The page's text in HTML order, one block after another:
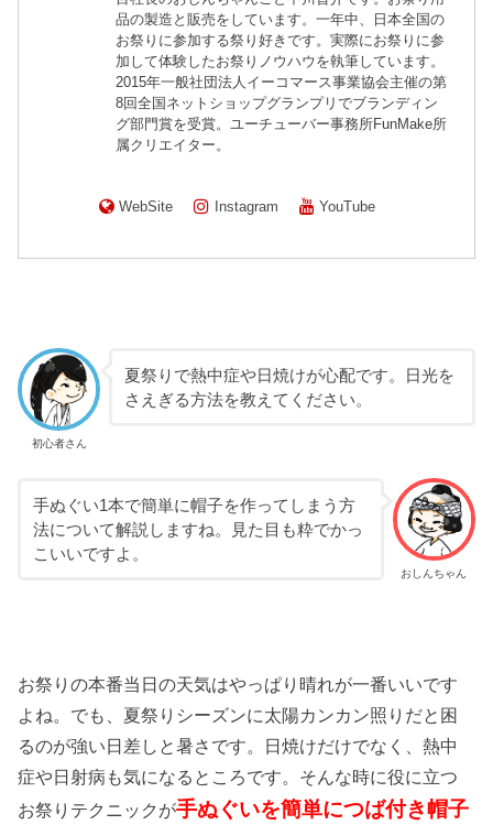
品の製造と販売をしています。一年中、日本全国の
お祭りに参加する祭り好きです。実際にお祭りに参
加して体験したお祭りノウハウを執筆しています。
2015年一般社団法人イーコマース事業協会主催の第
8回全国ネットショップグランプリでブランディン
グ部門賞を受賞。ユーチューバー事務所FunMake所
属クリエイター。
WebSite Instagram YouTube
初心者さん
夏祭りで熱中症や日焼けが心配です。日光を
さえぎる方法を教えてください。
おしんちゃん
手ぬぐい1本で簡単に帽子を作ってしまう方
法について解説しますね。見た目も粋でかっ
こいいですよ。
お祭りの本番当日の天気はやっぱり晴れが一番いいです
よね。でも、夏祭りシーズンに太陽カンカン照りだと困
るのが強い日差しと暑さです。日焼けだけでなく、熱中
症や日射病も気になるところです。そんな時に役に立つ
お祭りテクニックが手ぬぐいを簡単につば付き帽子